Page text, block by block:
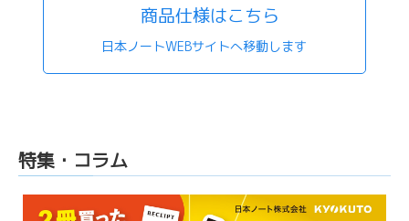
商品仕様はこちら
日本ノートWEBサイトへ移動します
特集・コラム